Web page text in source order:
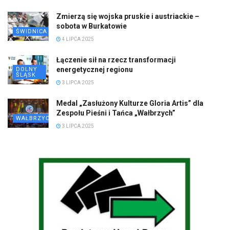
ŚWIDNICA
Zmierzą się wojska pruskie i austriackie –
sobota w Burkatowie
4 LIPCA 2025
DOLNY
ŚLĄSK
Łączenie sił na rzecz transformacji
energetycznej regionu
3 LIPCA 2025
WAŁBRZYCH
Medal „Zasłużony Kulturze Gloria Artis” dla
Zespołu Pieśni i Tańca „Wałbrzych”
3 LIPCA 2025